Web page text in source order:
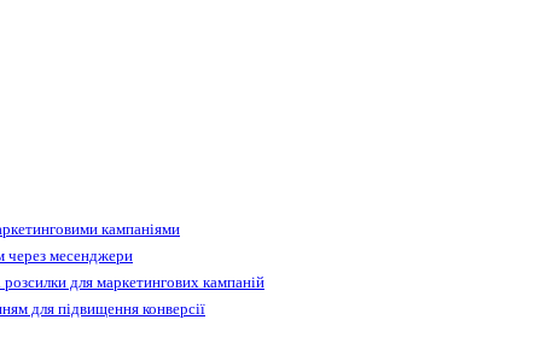
кампаніями
через месенджери
для маркетингових кампаній
для підвищення конверсії